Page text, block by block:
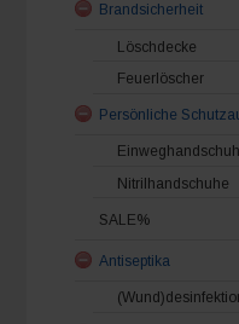
Brandsicherheit
Löschdecke
Feuerlöscher
Persönliche
Nitrilhandschuhe
SALE%
Antiseptika